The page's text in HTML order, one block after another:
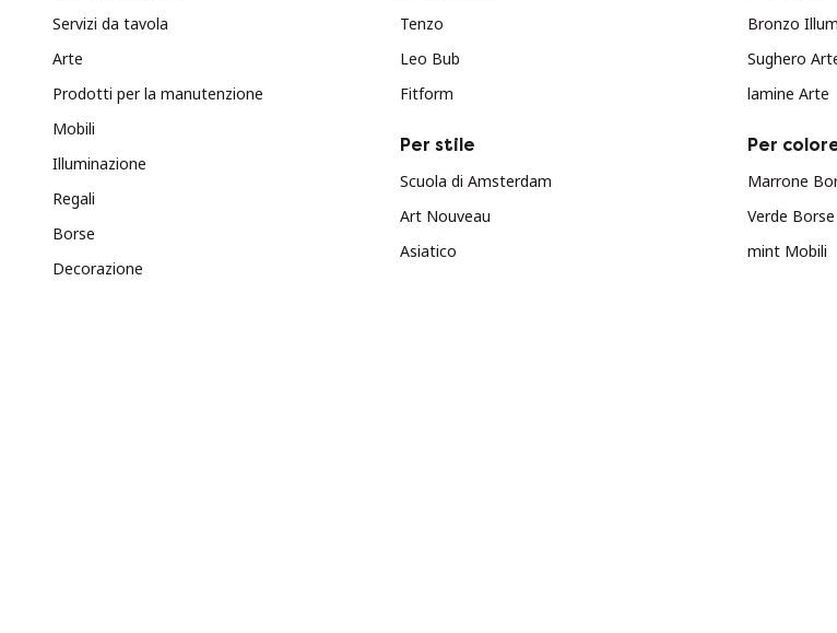
Servizi da tavola
Arte
Prodotti per la manutenzione
Mobili
Illuminazione
Regali
Borse
Decorazione
Tenzo
Leo Bub
Fitform
Per stile
Scuola di Amsterdam
Art Nouveau
Asiatico
Bronzo
Sughero
lamine Arte
Per
Marrone
Verde Borse
mint Mobili